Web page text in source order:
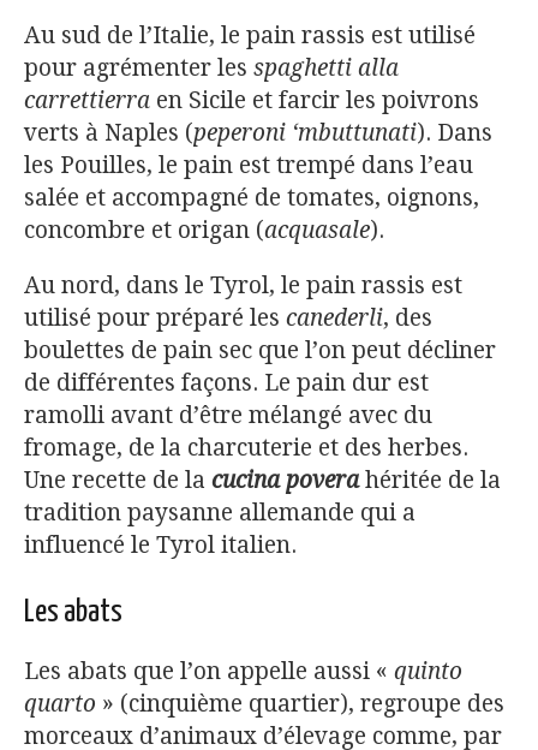
Au sud de l’Italie, le pain rassis est utilisé
pour agrémenter les spaghetti alla
carrettierra en Sicile et farcir les poivrons
verts à Naples (peperoni ‘mbuttunati). Dans
les Pouilles, le pain est trempé dans l’eau
salée et accompagné de tomates, oignons,
concombre et origan (acquasale).
Au nord, dans le Tyrol, le pain rassis est
utilisé pour préparé les canederli, des
boulettes de pain sec que l’on peut décliner
de différentes façons. Le pain dur est
ramolli avant d’être mélangé avec du
fromage, de la charcuterie et des herbes.
Une recette de la cucina poverahéritée de la
tradition paysanne allemande qui a
influencé le Tyrol italien.
Les abats
Les abats que l’on appelle aussi « quinto
quarto » (cinquième quartier), regroupe des
morceaux d’animaux d’élevage comme, par